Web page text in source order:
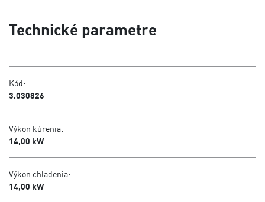
Technické parametre
Kód:
3.030826
Výkon kúrenia:
14,00 kW
Výkon chladenia:
14,00 kW